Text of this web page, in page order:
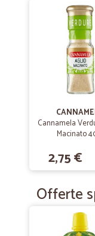
Cannamela
Macinato
2,75 €
Offerte